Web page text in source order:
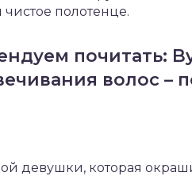
полотенце.
почитать:
волос –
девушки, которая